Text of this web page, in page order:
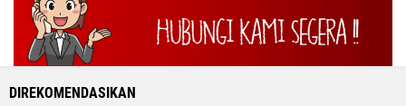
DIREKOMENDASIKAN